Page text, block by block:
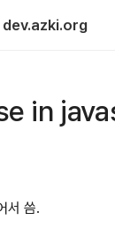
dev.azki.org
in
서 씀.